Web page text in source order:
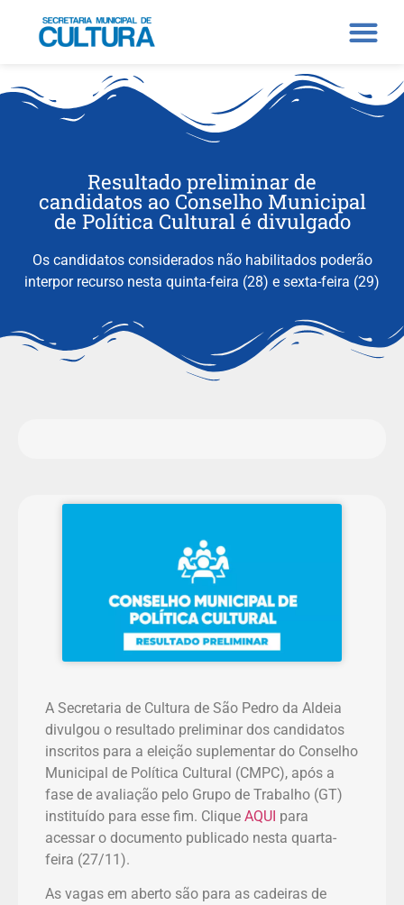
Resultado preliminar de
candidatos ao Conselho Municipal
de Política Cultural é divulgado
Os candidatos considerados não habilitados poderão
interpor recurso nesta quinta-feira (28) e sexta-feira (29)
A Secretaria de Cultura de São Pedro da Aldeia
divulgou o resultado preliminar dos candidatos
inscritos para a eleição suplementar do Conselho
Municipal de Política Cultural (CMPC), após a
fase de avaliação pelo Grupo de Trabalho (GT)
instituído para esse fim. Clique AQUI para
acessar o documento publicado nesta quarta-
feira (27/11).
As vagas em aberto são para as cadeiras de